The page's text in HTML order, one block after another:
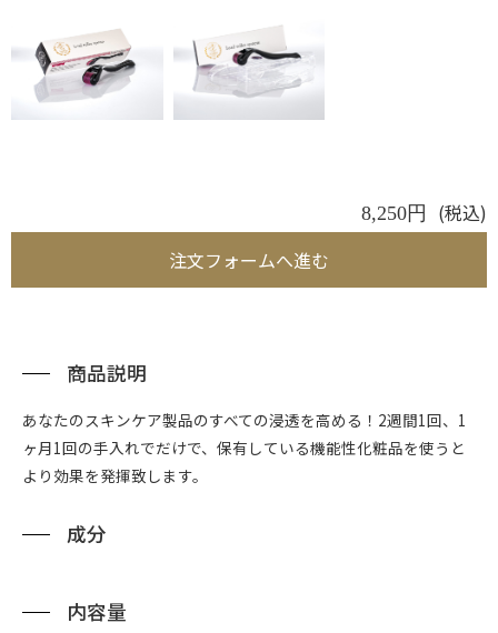
8,250円
(税込)
注文フォームへ進む
商品説明
あなたのスキンケア製品のすべての浸透を高める！2週間1回、1
ヶ月1回の手入れでだけで、保有している機能性化粧品を使うと
より効果を発揮致します。
成分
内容量